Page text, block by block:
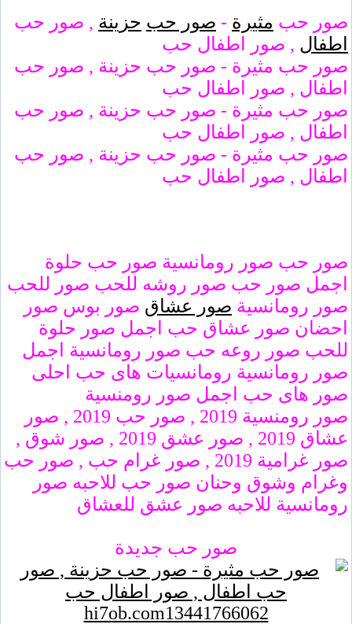
صور حب مثيرة - صور حب حزينة , صور حب
اطفال , صور اطفال حب
صور حب مثيرة - صور حب حزينة , صور حب
اطفال , صور اطفال حب
صور حب مثيرة - صور حب حزينة , صور حب
اطفال , صور اطفال حب
صور حب مثيرة - صور حب حزينة , صور حب
اطفال , صور اطفال حب
صور حب صور رومانسية صور حب حلوة
اجمل صور حب صور روشه للحب صور للحب
صور رومانسية صور عشاق صور بوس صور
احضان صور عشاق حب اجمل صور حلوة
للحب صور روعه حب صور رومانسية اجمل
صور رومانسية رومانسيات هاى حب احلى
صور هاى حب اجمل صور رومنسية
صور رومنسية 2019 , صور حب 2019 , صور
عشاق 2019 , صور عشق 2019 , صور شوق ,
صور غرامية 2019 , صور غرام حب , صور حب
وغرام وشوق وحنان صور حب للاحبه صور
رومانسية للاحبه صور عشق للعشاق
صور حب جديدة